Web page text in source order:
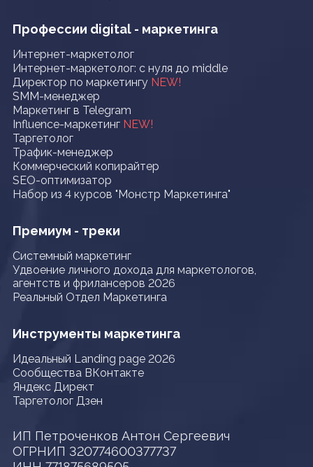
Профессии digital - маркетинга
Интернет-маркетолог
Интернет-маркетолог: с нуля до middle
Директор по маркетингу NEW!
SMM-менеджер
Маркетинг в Telegram
Influence-маркетинг NEW!
Таргетолог
Трафик-менеджер
Коммерческий копирайтер
SEO-оптимизатор
Набор из 4 курсов "Монстр Маркетинга"
Премиум - треки
Системный маркетинг
Удвоение личного дохода для маркетологов,
агентств и фрилансеров 2026
Реальный Отдел Маркетинга
Инструменты маркетинга
Идеальный Landing page 2026
Сообщества ВКонтакте
Яндекс Директ
Таргетолог Дзен
ИП Петроченков Антон Сергеевич
ОГРНИП 320774600377737